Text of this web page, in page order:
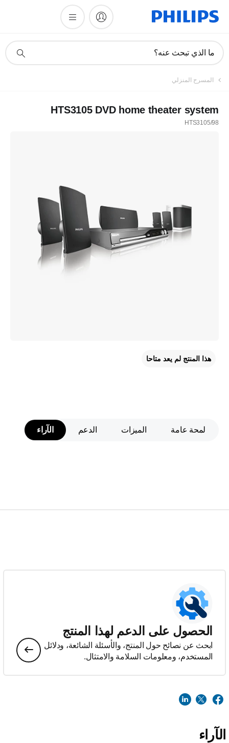
دعم
ما الذي تبحث عنه؟
المسرح المنزلي
HTS3105 DVD home theater system
HTS3105/98
هذا المنتج لم يعد متاحا
لمحة عامة الميزات الدعم الآراء
الحصول على الدعم لهذا المنتج
ابحث عن نصائح حول المنتج، والأسئلة الشائعة، ودلائل
المستخدم، ومعلومات السلامة والامتثال.
الآراء